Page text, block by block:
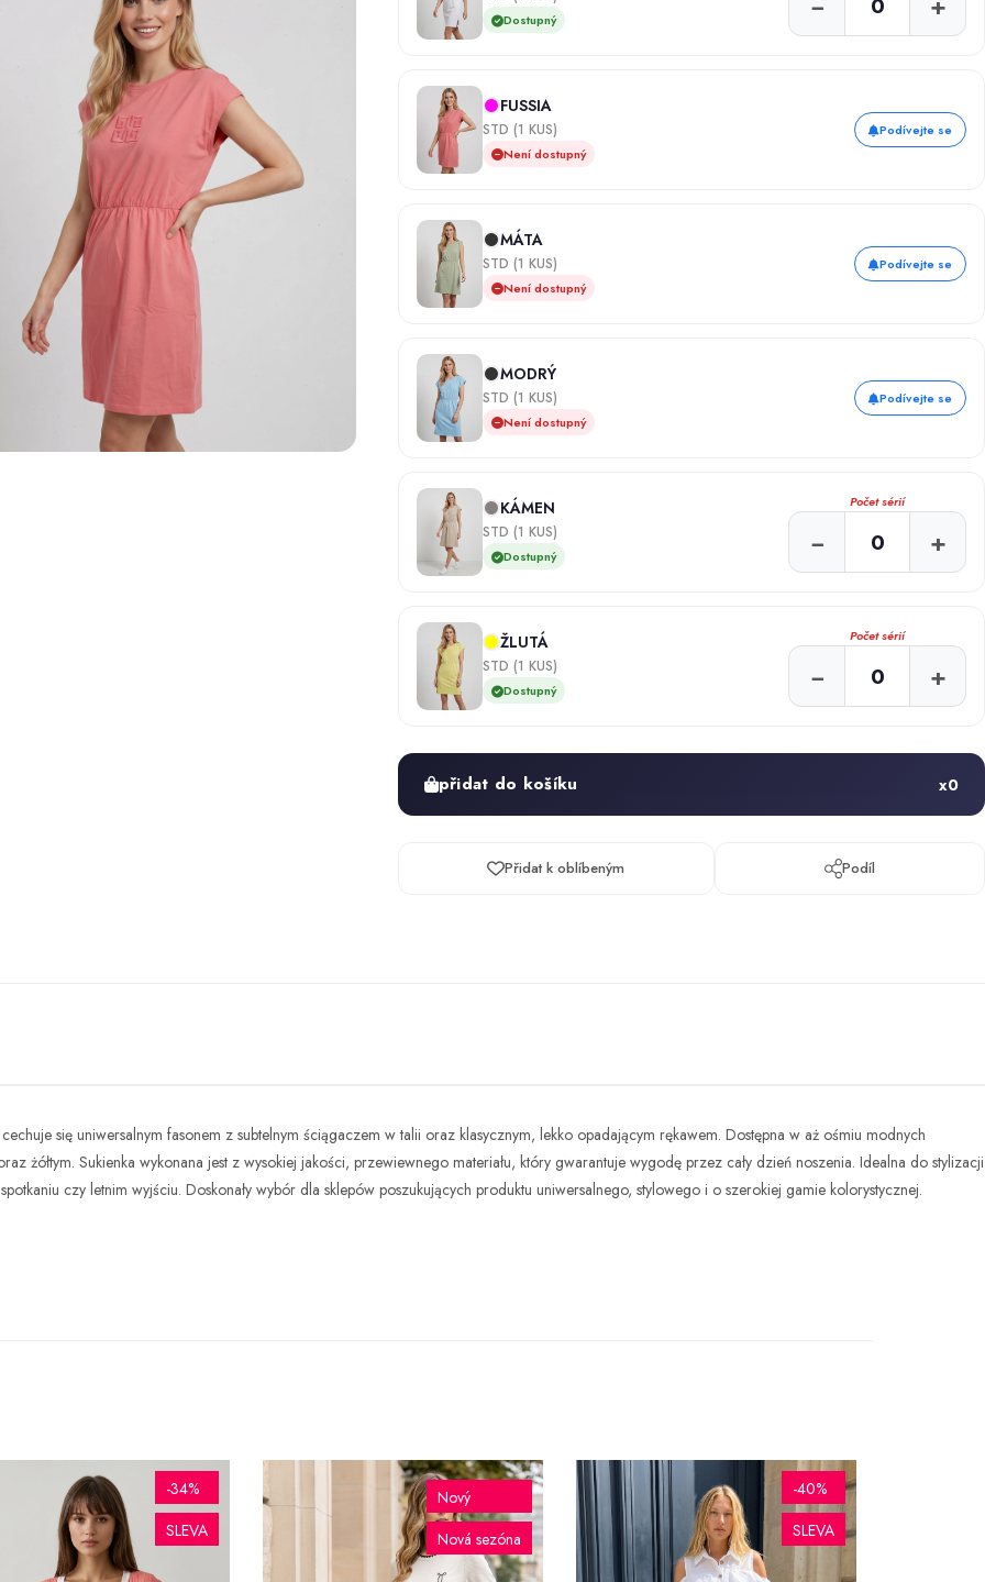
Dostupný
FUSSIA
STD (1 KUS)
Není dostupný
Podívejte se
MÁTA
STD (1 KUS)
Není dostupný
Podívejte se
MODRÝ
STD (1 KUS)
Není dostupný
Podívejte se
KÁMEN
STD (1 KUS)
Dostupný
Počet sérií
− +
ŽLUTÁ
STD (1 KUS)
Dostupný
Počet sérií
− +
přidat do košíku x0
Přidat k oblíbeným Podíl
się uniwersalnym fasonem z subtelnym ściągaczem w talii oraz klasycznym, lekko opadającym rękawem. Dostępna w aż ośmiu modnych
żółtym. Sukienka wykonana jest z wysokiej jakości, przewiewnego materiału, który gwarantuje wygodę przez cały dzień noszenia. Idealna do stylizacji
czy letnim wyjściu. Doskonały wybór dla sklepów poszukujących produktu uniwersalnego, stylowego i o szerokiej gamie kolorystycznej.
-34%
SLEVA
Nový
Nová sezóna
-40%
SLEVA